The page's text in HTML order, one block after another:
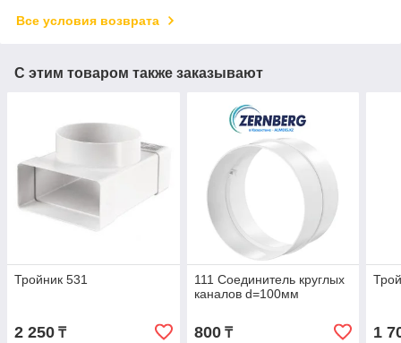
Все условия возврата
С этим товаром также заказывают
Тройник 531
2 250 ₸
111 Соединитель круглых
каналов d=100мм
800₸ 1